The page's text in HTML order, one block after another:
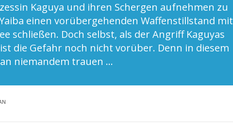
Kaguya und ihren Schergen aufnehmen zu
einen vorübergehenden Waffenstillstand mit
schließen. Doch selbst, als der Angriff Kaguyas
die Gefahr noch nicht vorüber. Denn in diesem
niemandem trauen …